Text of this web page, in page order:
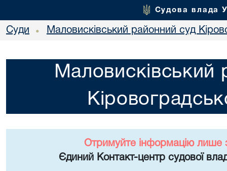
Судова влада
Суди • Маловисківський районний суд
Маловисківський
Отримуйте інформацію лише
Єдиний Контакт-центр судової